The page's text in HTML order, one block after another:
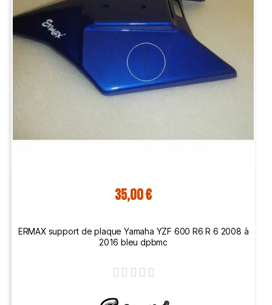
35,00 €
ERMAX support de plaque Yamaha YZF 600 R6 R 6 2008 à
2016 bleu dpbmc
    